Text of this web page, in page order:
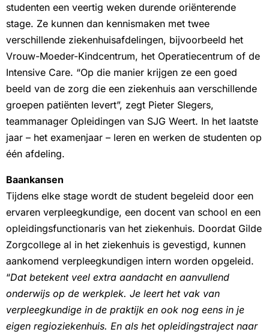
studenten een veertig weken durende oriënterende
stage. Ze kunnen dan kennismaken met twee
verschillende ziekenhuisafdelingen, bijvoorbeeld het
Vrouw-Moeder-Kindcentrum, het Operatiecentrum of de
Intensive Care. “Op die manier krijgen ze een goed
beeld van de zorg die een ziekenhuis aan verschillende
groepen patiënten levert”, zegt Pieter Slegers,
teammanager Opleidingen van SJG Weert. In het laatste
jaar – het examenjaar – leren en werken de studenten op
één afdeling.
Baankansen
Tijdens elke stage wordt de student begeleid door een
ervaren verpleegkundige, een docent van school en een
opleidingsfunctionaris van het ziekenhuis. Doordat Gilde
Zorgcollege al in het ziekenhuis is gevestigd, kunnen
aankomend verpleegkundigen intern worden opgeleid.
“Dat betekent veel extra aandacht en aanvullend
onderwijs op de werkplek. Je leert het vak van
verpleegkundige in de praktijk en ook nog eens in je
eigen regioziekenhuis. En als het opleidingstraject naar